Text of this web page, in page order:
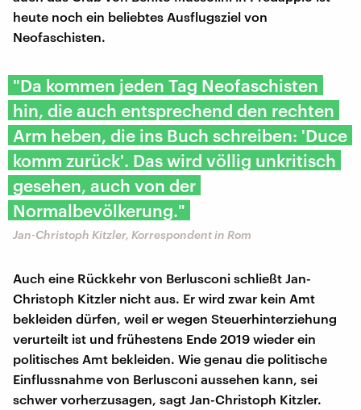
heute noch ein beliebtes Ausflugsziel von
Neofaschisten.
"Da kommen jeden Tag Neofaschisten
hin, die auch entsprechend den rechten
Arm heben, die ins Buch schreiben: 'Duce
komm zurück'. Das wird völlig unkritisch
gesehen, auch von der
Normalbevölkerung."
Jan-Christoph Kitzler, Korrespondent in Rom
Auch eine Rückkehr von Berlusconi schließt Jan-
Christoph Kitzler nicht aus. Er wird zwar kein Amt
bekleiden dürfen, weil er wegen Steuerhinterziehung
verurteilt ist und frühestens Ende 2019 wieder ein
politisches Amt bekleiden. Wie genau die politische
Einflussnahme von Berlusconi aussehen kann, sei
schwer vorherzusagen, sagt Jan-Christoph Kitzler.